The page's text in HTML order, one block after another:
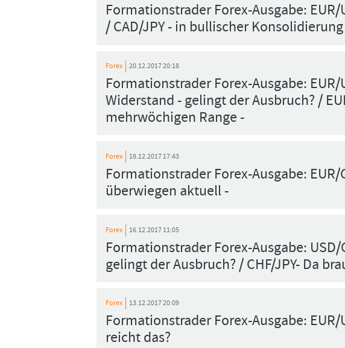
Formationstrader Forex-Ausgabe:
/ CAD/JPY - in bullischer
Forex 20.12.2017 20:18
Formationstrader Forex-Ausgabe:
Widerstand - gelingt der Ausbruch? /
mehrwöchigen Range -
Forex 18.12.2017 17:43
Formationstrader Forex-Ausgabe:
überwiegen aktuell -
Forex 16.12.2017 11:05
Formationstrader Forex-Ausgabe:
gelingt der Ausbruch? / CHF/JPY- Da
Forex 13.12.2017 20:09
Formationstrader Forex-Ausgabe:
reicht das?